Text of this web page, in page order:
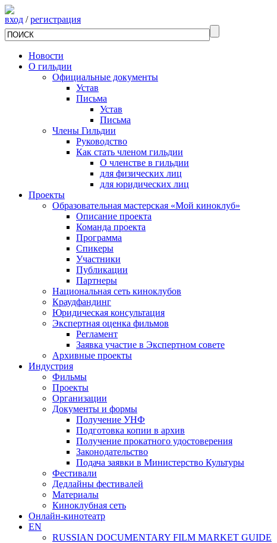
вход /регистрация
Новости
О гильдии
Официальные документы
Устав
Письма
Устав
Письма
Члены Гильдии
Руководство
Как стать членом гильдии
О членстве в гильдии
для физических лиц
для юридических лиц
Проекты
Образовательная мастерская «Мой киноклуб»
Описание проекта
Команда проекта
Программа
Спикеры
Участники
Публикации
Партнеры
Национальная сеть киноклубов
Краудфандинг
Юридическая консультация
Экспертная оценка фильмов
Регламент
Заявка участие в Экспертном совете
Архивные проекты
Индустрия
Фильмы
Проекты
Организации
Документы и формы
Получение УНФ
Подготовка копии в архив
Получение прокатного удостоверения
Законодательство
Подача заявки в Министерство Культуры
Фестивали
Дедлайны фестивалей
Материалы
Киноклубная сеть
Онлайн-кинотеатр
EN
RUSSIAN DOCUMENTARY FILM MARKET GUIDE